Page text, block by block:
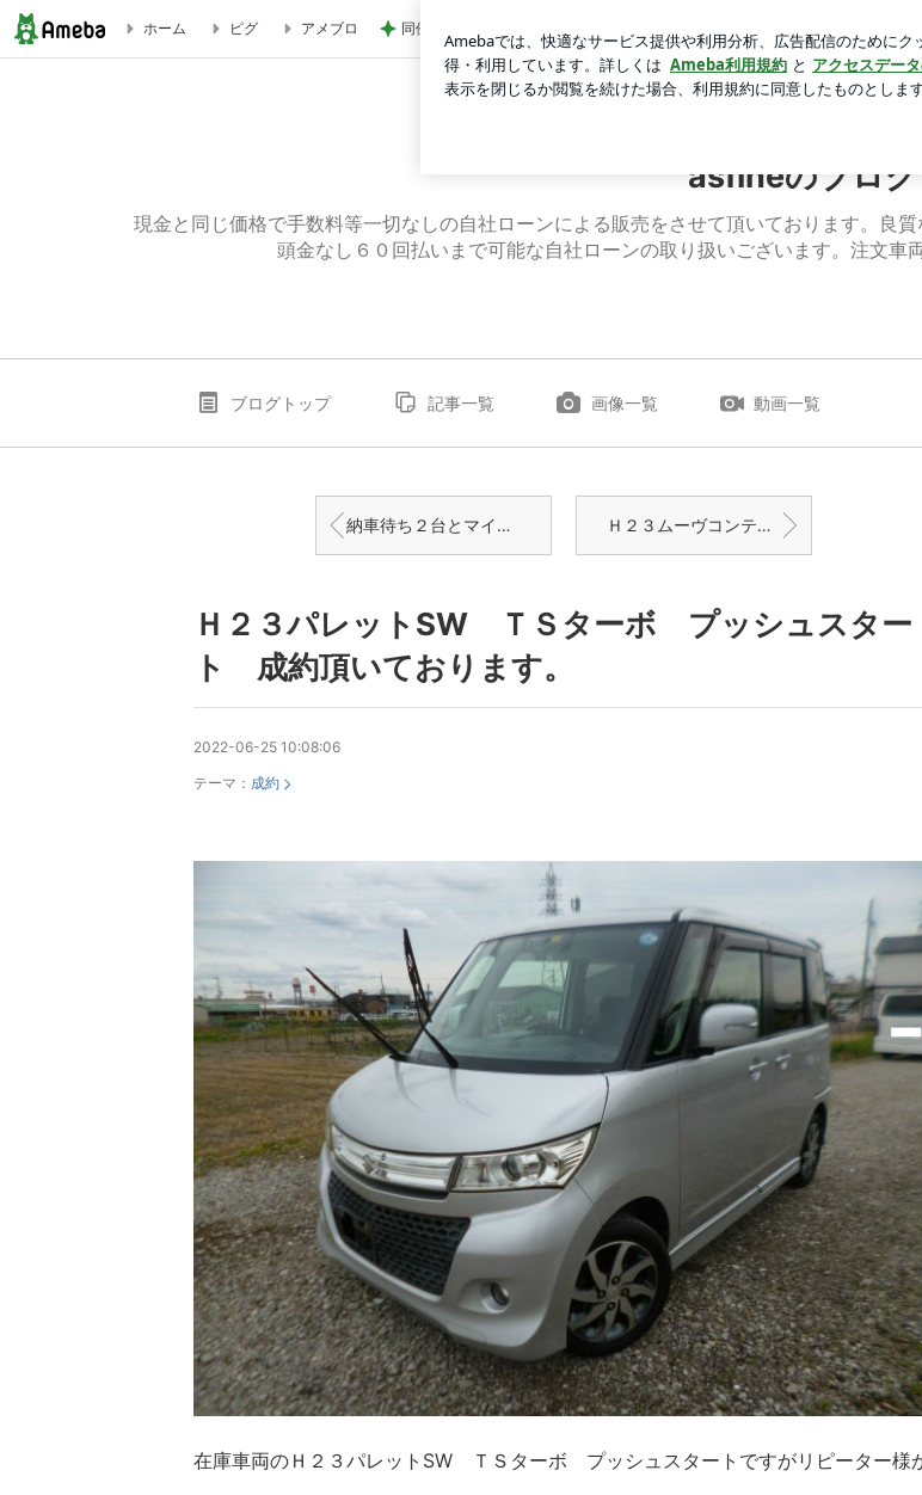
Ｈ２３パレットSW ＴＳターボ プッシュスタート 成約頂いております。 | asfineのブログ
ホーム ピグ アメブロ 同僚と上司の気持ち受け再挑戦
asfineのブログ
現金と同じ価格で手数料等一切なしの自社ローンによる販売をさせて頂いております。良
頭金なし６０回払いまで可能な自社ローンの取り扱いございます。注文車
ブログトップ 記事一覧 画像一覧 動画一覧
納車待ち２台とマイカーを洗車しました。 Ｈ２３ムーヴコンテ Ｘスペシャル 予備検査完了しています。
Ｈ２３パレットSW ＴＳターボ プッシュスター
ト 成約頂いております。
2022-06-25 10:08:06
テーマ： 成約
在庫車両のＨ２３パレットSW ＴＳターボ プッシュスタートですがリピーター様